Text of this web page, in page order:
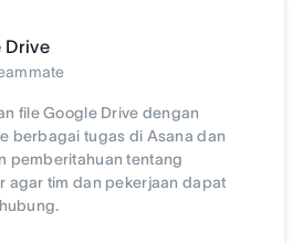
Drive
file Google Drive dengan
berbagai tugas di Asana dan
pemberitahuan tentang
agar tim dan pekerjaan dapat